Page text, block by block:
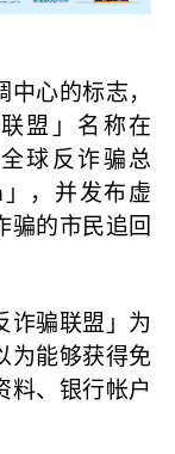
中心的标志，
盟」名称在
球反诈骗总
」，并发布虚
骗的市民追回
诈骗联盟」为
为能够获得免
料、银行帐户